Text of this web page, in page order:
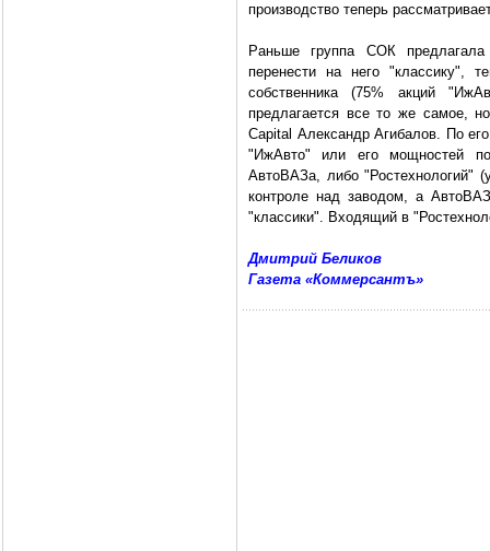
производство теперь
Раньше группа СОК
перенести на него "классику",
собственника (75% акций
предлагается все то же самое,
Capital Александр Агибалов. По
"ИжАвто" или его мощностей
АвтоВАЗа, либо "Ростехнологий"
контроле над заводом, а
"классики". Входящий в
Дмитрий Беликов
Газета «Коммерсантъ»